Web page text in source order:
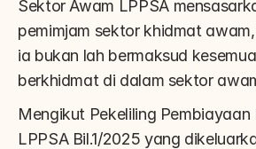
Sektor Awam LPPSA
pemimjam sektor khidmat
ia bukan lah bermaksud
berkhidmat di dalam sektor
Mengikut Pekeliling Pembiayaan
LPPSA Bil.1/2025 yang